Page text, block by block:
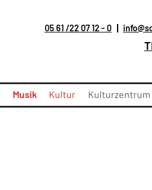
05 61 /22 07 12 - 0
Musik Kultur Kulturzentrum